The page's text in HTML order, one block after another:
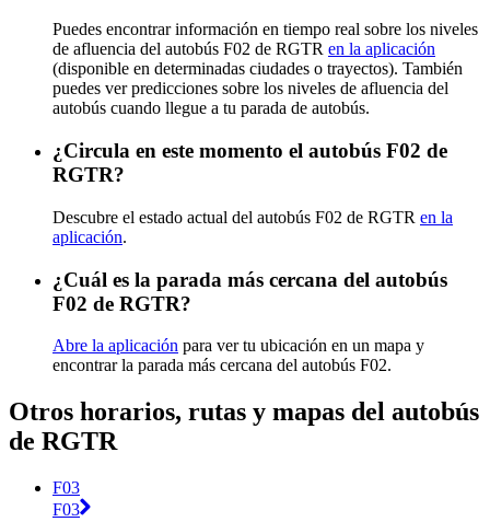
Puedes encontrar información en tiempo real sobre los niveles
de afluencia del autobús F02 de RGTR en la aplicación
(disponible en determinadas ciudades o trayectos). También
puedes ver predicciones sobre los niveles de afluencia del
autobús cuando llegue a tu parada de autobús.
¿Circula en este momento el autobús F02 de
RGTR?
Descubre el estado actual del autobús F02 de RGTR en la
aplicación.
¿Cuál es la parada más cercana del autobús
F02 de RGTR?
Abre la aplicación para ver tu ubicación en un mapa y
encontrar la parada más cercana del autobús F02.
Otros horarios, rutas y mapas del autobús
de RGTR
F03
F03